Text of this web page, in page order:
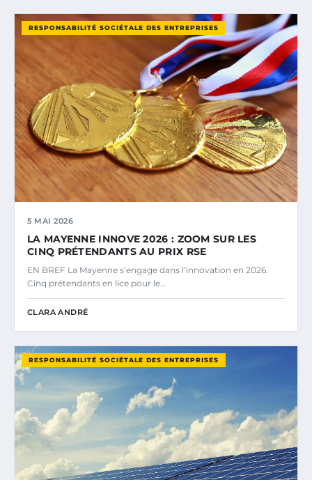
RESPONSABILITÉ SOCIÉTALE DES ENTREPRISES
5 MAI 2026
LA MAYENNE INNOVE 2026 : ZOOM SUR LES
CINQ PRÉTENDANTS AU PRIX RSE
EN BREF La Mayenne s’engage dans l’innovation en 2026.
Cinq prétendants en lice pour le…
CLARA ANDRÉ
RESPONSABILITÉ SOCIÉTALE DES ENTREPRISES